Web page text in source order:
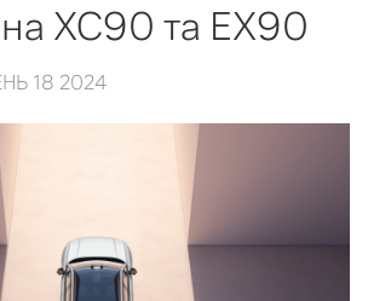
XC90 та EX90
18 2024